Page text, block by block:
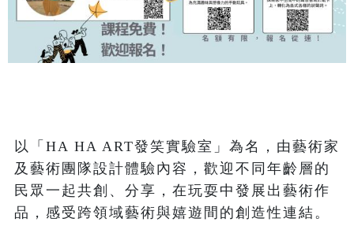
以「HA HA ART發笑實驗室」為名，由藝術家
及藝術團隊設計體驗內容，歡迎不同年齡層的
民眾一起共創、分享，在玩耍中發展出藝術作
品，感受跨領域藝術與嬉遊間的創造性連結。